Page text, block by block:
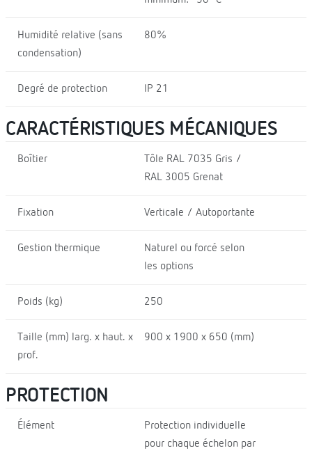
Humidité relative (sans
condensation)
80%
Degré de protection IP 21
CARACTÉRISTIQUES MÉCANIQUES
Boîtier
Tôle RAL 7035 Gris /
RAL 3005 Grenat
Fixation Verticale / Autoportante
Gestion thermique
Naturel ou forcé selon
les options
Poids (kg) 250
Taille (mm) larg. x haut. x
prof.
900 x 1900 x 650 (mm)
PROTECTION
Élément
Protection individuelle
pour chaque échelon par